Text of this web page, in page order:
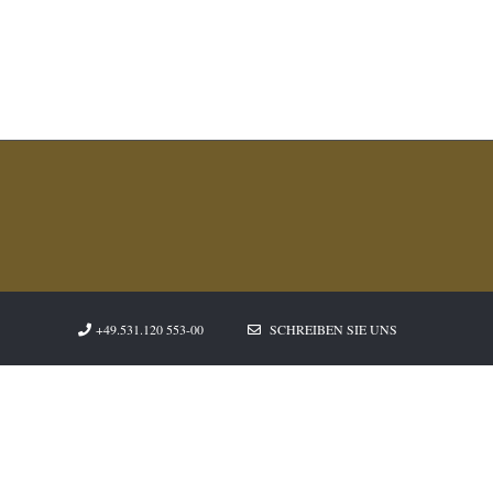
+49.531.120 553-00 SCHREIBEN SIE UNS